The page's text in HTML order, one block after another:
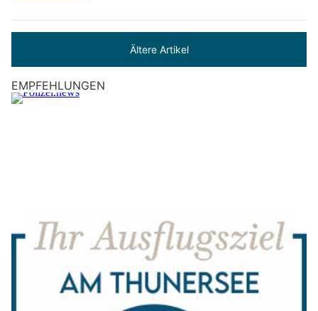
Ältere Artikel
EMPFEHLUNGEN